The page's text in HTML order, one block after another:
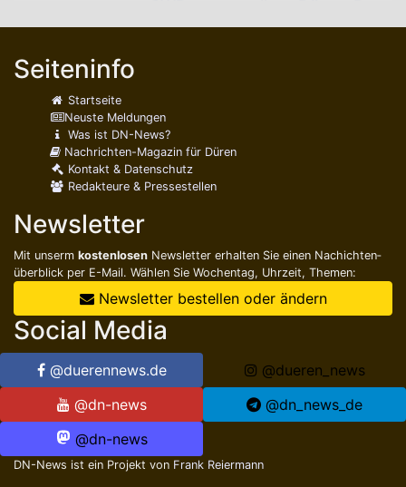
SWD powervolleys Düren: Das
Trainerteam bleibt komplett
Rico Design
Willkommen im
SWD powervolleys Düren:
Marcin Ernastowicz ist zurück
Di., 7. Juli 2026 06:00
Düren
Nudel & Holz
Seiteninfo
Startseite
Neuste Meldungen
Was ist DN-News?
Nachrichten-Magazin für Düren
Kontakt & Datenschutz
Redakteure & Pressestellen
Newsletter
Mit unserm kostenlosen Newsletter erhalten Sie einen Nachichten­
überblick per E-Mail. Wählen Sie Wochentag, Uhrzeit, Themen:
Newsletter bestellen oder ändern
Social Media
@duerennews.de
@dueren_news
@dn-news
@dn_news_de
@dn-news
DN-News ist ein Projekt von Frank Reiermann